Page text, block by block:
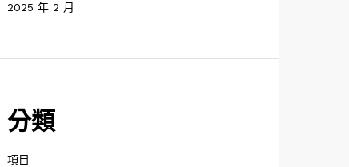
2025 年 2 月
分類
項目